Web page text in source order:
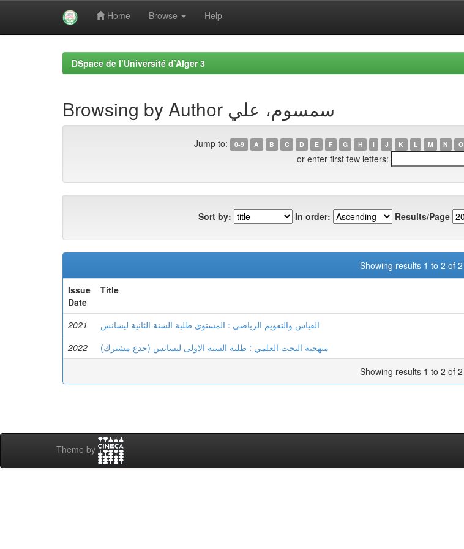
Home Browse Help
DSpace de l’Université d’Alger 3
Browsing by Author سمسوم، علي
Jump to: 0-9 A B C D E F G H I J K L M N O
or enter first few letters:
Sort by: In order: Results/Page
Showing results 1 to 2 of 2
Issue
Date
Title
2021 القياس والتقويم الرياضي : المستوى طلبة السنة الثانية ليسانس
2022
منهجية البحث العلمي : طلبة السنة الاولى ليسانس (جدع مشترك)
Showing results 1 to 2 of 2
Theme by